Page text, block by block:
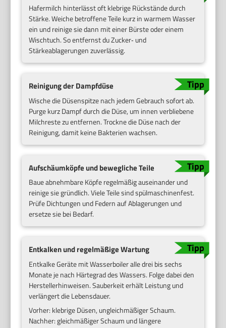
Hafermilch hinterlässt oft klebrige Rückstände durch
Stärke. Weiche betroffene Teile kurz in warmem Wasser
ein und reinige sie dann mit einer Bürste oder einem
Wischtuch. So entfernst du Zucker‑ und
Stärkeablagerungen zuverlässig.
Reinigung der Dampfdüse
Wische die Düsenspitze nach jedem Gebrauch sofort ab.
Purge kurz Dampf durch die Düse, um innen verbliebene
Milchreste zu entfernen. Trockne die Düse nach der
Reinigung, damit keine Bakterien wachsen.
Aufschäumköpfe und bewegliche Teile
Baue abnehmbare Köpfe regelmäßig auseinander und
reinige sie gründlich. Viele Teile sind spülmaschinenfest.
Prüfe Dichtungen und Federn auf Ablagerungen und
ersetze sie bei Bedarf.
Entkalken und regelmäßige Wartung
Entkalke Geräte mit Wasserboiler alle drei bis sechs
Monate je nach Härtegrad des Wassers. Folge dabei den
Herstellerhinweisen. Sauberkeit erhält Leistung und
verlängert die Lebensdauer.
Vorher: klebrige Düsen, ungleichmäßiger Schaum.
Nachher: gleichmäßiger Schaum und längere